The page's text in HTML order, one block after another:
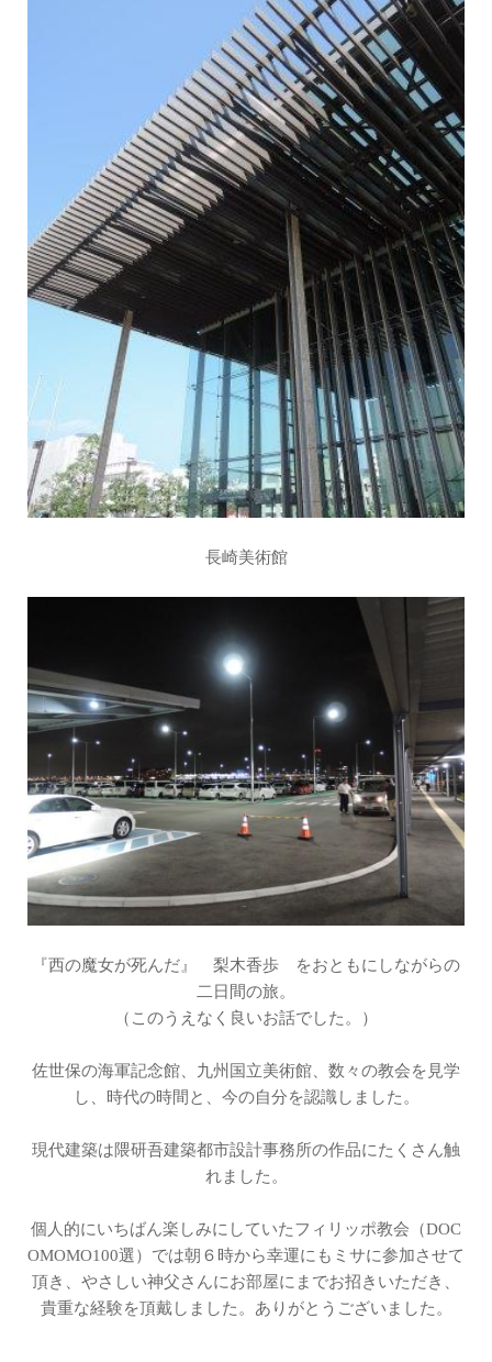
長崎美術館
『西の魔女が死んだ』 梨木香歩 をおともにしながらの
二日間の旅。
（このうえなく良いお話でした。）
佐世保の海軍記念館、九州国立美術館、数々の教会を見学
し、時代の時間と、今の自分を認識しました。
現代建築は隈研吾建築都市設計事務所の作品にたくさん触
れました。
個人的にいちばん楽しみにしていたフィリッポ教会（DOC
OMOMO100選）では朝６時から幸運にもミサに参加させて
頂き、やさしい神父さんにお部屋にまでお招きいただき、
貴重な経験を頂戴しました。ありがとうございました。